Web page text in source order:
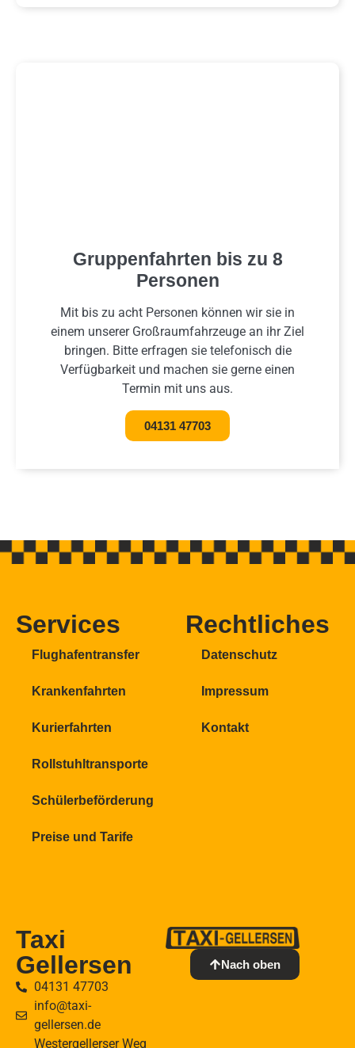
Gruppenfahrten bis zu 8
Personen
Mit bis zu acht Personen können wir sie in
einem unserer Großraumfahrzeuge an ihr Ziel
bringen. Bitte erfragen sie telefonisch die
Verfügbarkeit und machen sie gerne einen
Termin mit uns aus.
04131 47703
Services
Flughafentransfer
Krankenfahrten
Kurierfahrten
Rollstuhltransporte
Schülerbeförderung
Preise und Tarife
Rechtliches
Datenschutz
Impressum
Kontakt
Taxi
Gellersen
04131 47703
info@taxi-
gellersen.de
Westergellerser Weg
Nach oben